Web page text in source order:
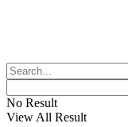
No Result
View All Result